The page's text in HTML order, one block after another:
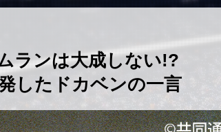
ランは大成しない!?
したドカベンの一言